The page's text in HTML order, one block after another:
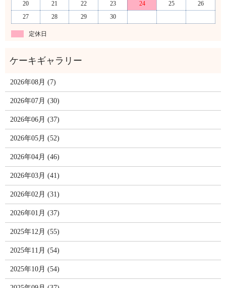
20
21 22 23 24 25
26
27
28 29 30
定休日
2026年08月 (7)
2026年07月 (30)
2026年06月 (37)
2026年05月 (52)
2026年04月 (46)
2026年03月 (41)
2026年02月 (31)
2026年01月 (37)
2025年12月 (55)
2025年11月 (54)
2025年10月 (54)